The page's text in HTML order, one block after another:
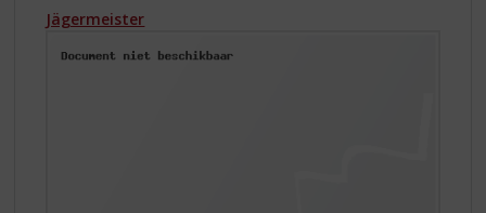
Jägermeister